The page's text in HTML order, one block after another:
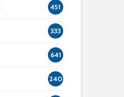
451
333
641
240